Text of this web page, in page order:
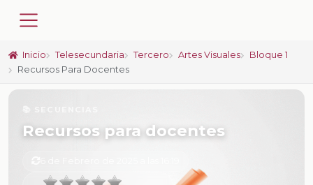
Inicio Telesecundaria Tercero Artes Visuales
Bloque 1
Recursos Para Docentes
Recursos para docentes